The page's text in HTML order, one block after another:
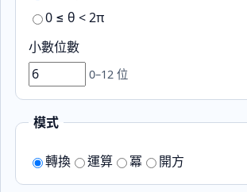
0 ≤ θ < 2π
小數位數
0–12 位
模式
轉換 運算 冪 開方